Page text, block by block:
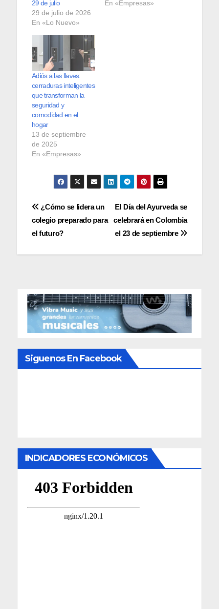
29 de julio
29 de julio de 2026
En «Lo Nuevo»
En «Empresas»
Adiós a las llaves:
cerraduras inteligentes
que transforman la
seguridad y
comodidad en el
hogar
13 de septiembre
de 2025
En «Empresas»
Navegación
de
entradas
El Día del Ayurveda se
celebrará en Colombia
el 23 de septiembre
¿Cómo se lidera un
colegio preparado para
el futuro?
Siguenos En Facebook
INDICADORES ECONÓMICOS